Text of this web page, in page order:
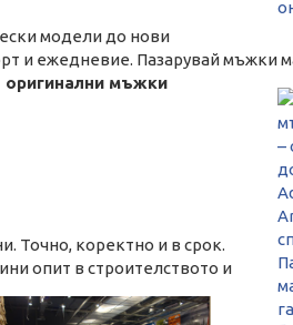
модели до нови
и ежедневие. Пазарувай мъжки
оригинални мъжки
Точно, коректно и в срок.
опит в строителството и